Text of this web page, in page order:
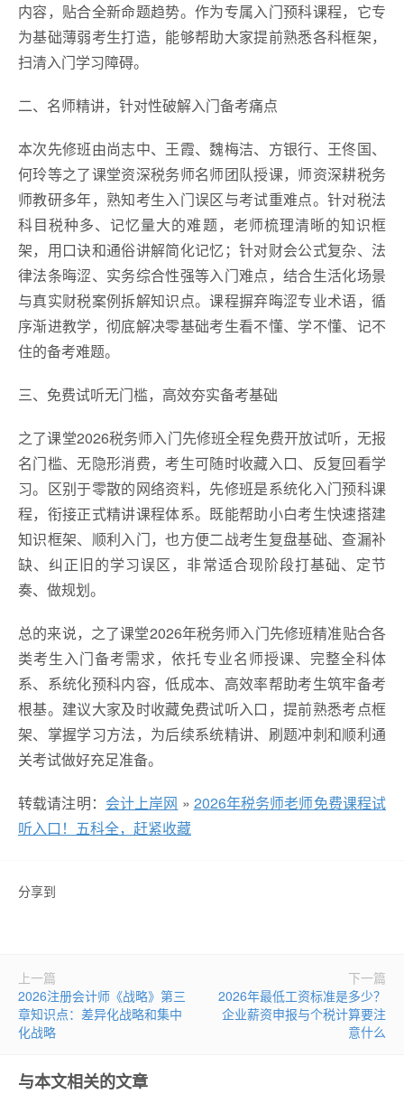
内容，贴合全新命题趋势。作为专属入门预科课程，它专
为基础薄弱考生打造，能够帮助大家提前熟悉各科框架，
扫清入门学习障碍。
二、名师精讲，针对性破解入门备考痛点
本次先修班由尚志中、王霞、魏梅洁、方银行、王佟国、
何玲等之了课堂资深税务师名师团队授课，师资深耕税务
师教研多年，熟知考生入门误区与考试重难点。针对税法
科目税种多、记忆量大的难题，老师梳理清晰的知识框
架，用口诀和通俗讲解简化记忆；针对财会公式复杂、法
律法条晦涩、实务综合性强等入门难点，结合生活化场景
与真实财税案例拆解知识点。课程摒弃晦涩专业术语，循
序渐进教学，彻底解决零基础考生看不懂、学不懂、记不
住的备考难题。
三、免费试听无门槛，高效夯实备考基础
之了课堂2026税务师入门先修班全程免费开放试听，无报
名门槛、无隐形消费，考生可随时收藏入口、反复回看学
习。区别于零散的网络资料，先修班是系统化入门预科课
程，衔接正式精讲课程体系。既能帮助小白考生快速搭建
知识框架、顺利入门，也方便二战考生复盘基础、查漏补
缺、纠正旧的学习误区，非常适合现阶段打基础、定节
奏、做规划。
总的来说，之了课堂2026年税务师入门先修班精准贴合各
类考生入门备考需求，依托专业名师授课、完整全科体
系、系统化预科内容，低成本、高效率帮助考生筑牢备考
根基。建议大家及时收藏免费试听入口，提前熟悉考点框
架、掌握学习方法，为后续系统精讲、刷题冲刺和顺利通
关考试做好充足准备。
转载请注明： 会计上岸网 » 2026年税务师老师免费课程试
听入口！五科全，赶紧收藏
分享到
上一篇
2026注册会计师《战略》第三
章知识点：差异化战略和集中
化战略
下一篇
2026年最低工资标准是多少？
企业薪资申报与个税计算要注
意什么
与本文相关的文章